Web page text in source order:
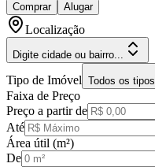
Comprar Alugar
Localização
Digite cidade ou bairro...
Tipo de Imóvel Todos os tipos
Faixa de Preço
Preço a partir de
Até
Área útil (m²)
De